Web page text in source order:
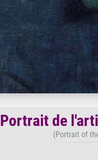
Portrait de
(Portrait of